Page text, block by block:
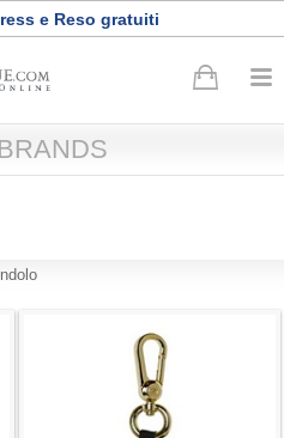
·Registrati adesso
BRANDS